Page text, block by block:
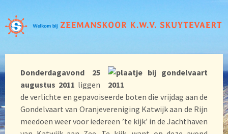
Donderdagavond 25
augustus 2011 liggen
de verlichte en gepavoiseerde boten die vrijdag aan de
Gondelvaart van Oranjevereniging Katwijk aan de Rijn
meedoen weer voor iedereen ’te kijk’ in de Jachthaven